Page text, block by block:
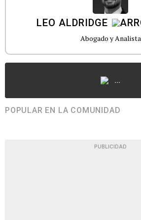
LEO ALDRIDGE
Abogado y Analista
...
POPULAR EN LA COMUNIDAD
PUBLICIDAD